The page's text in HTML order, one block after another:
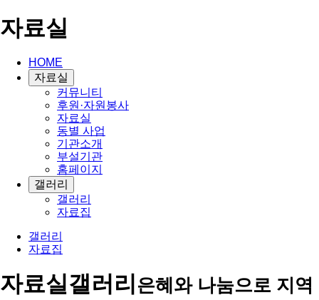
자료실
HOME
자료실
커뮤니티
후원·자원봉사
자료실
동별 사업
기관소개
부설기관
홈페이지
갤러리
갤러리
자료집
갤러리
자료집
자료실갤러리은혜와 나눔으로 지역